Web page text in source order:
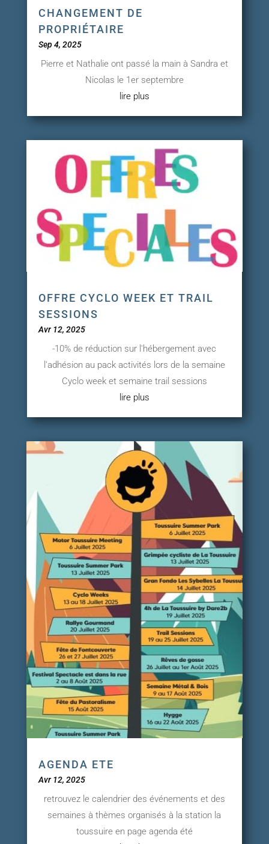
CHANGEMENT DE
PROPRIÉTAIRE
Sep 4, 2025
Pierre et Nathalie ont passé la main à Sandra et
Nicolas le 1er septembre
lire plus
OFFRE CYCLO WEEK ET TRAIL
SESSIONS
Avr 12, 2025
-10% de réduction sur l'hébergement avec
l'adhésion au pack activités lors de la semaine
Cyclo week et semaine trail sessions
lire plus
AGENDA ETE
Avr 12, 2025
retrouvez le calendrier des événements et des
semaines à thèmes organisés à la station la
toussuire en page agenda été